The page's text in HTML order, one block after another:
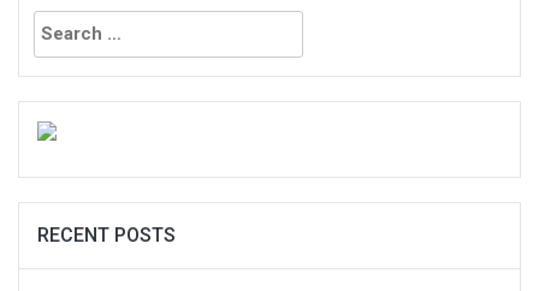
Search
for:
RECENT POSTS